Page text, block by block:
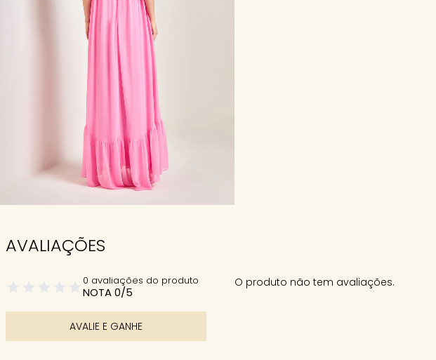
AVALIAÇÕES
0 avaliações do produto
NOTA 0/5
AVALIE E GANHE
O produto não tem avaliações.